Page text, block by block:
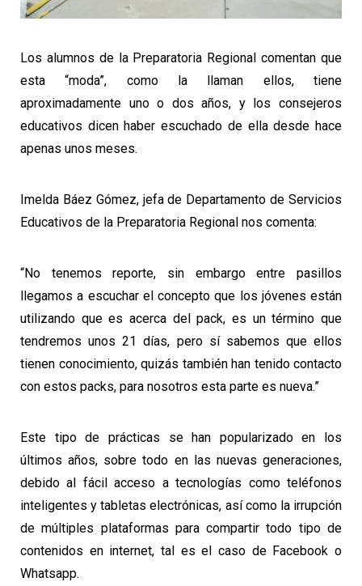
Los alumnos de la Preparatoria Regional comentan que
esta “moda”, como la llaman ellos, tiene
aproximadamente uno o dos años, y los consejeros
educativos dicen haber escuchado de ella desde hace
apenas unos meses.
Imelda Báez Gómez, jefa de Departamento de Servicios
Educativos de la Preparatoria Regional nos comenta:
“No tenemos reporte, sin embargo entre pasillos
llegamos a escuchar el concepto que los jóvenes están
utilizando que es acerca del pack, es un término que
tendremos unos 21 días, pero sí sabemos que ellos
tienen conocimiento, quizás también han tenido contacto
con estos packs, para nosotros esta parte es nueva.”
Este tipo de prácticas se han popularizado en los
últimos años, sobre todo en las nuevas generaciones,
debido al fácil acceso a tecnologías como teléfonos
inteligentes y tabletas electrónicas, así como la irrupción
de múltiples plataformas para compartir todo tipo de
contenidos en internet, tal es el caso de Facebook o
Whatsapp.